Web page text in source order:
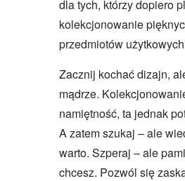
dla tych, którzy dopiero
kolekcjonowanie
przedmiotów
Zacznij kochać dizajn,
mądrze.
namiętność, ta jednak
A zatem szukaj – ale
warto. Szperaj – ale
chcesz. Pozwól się